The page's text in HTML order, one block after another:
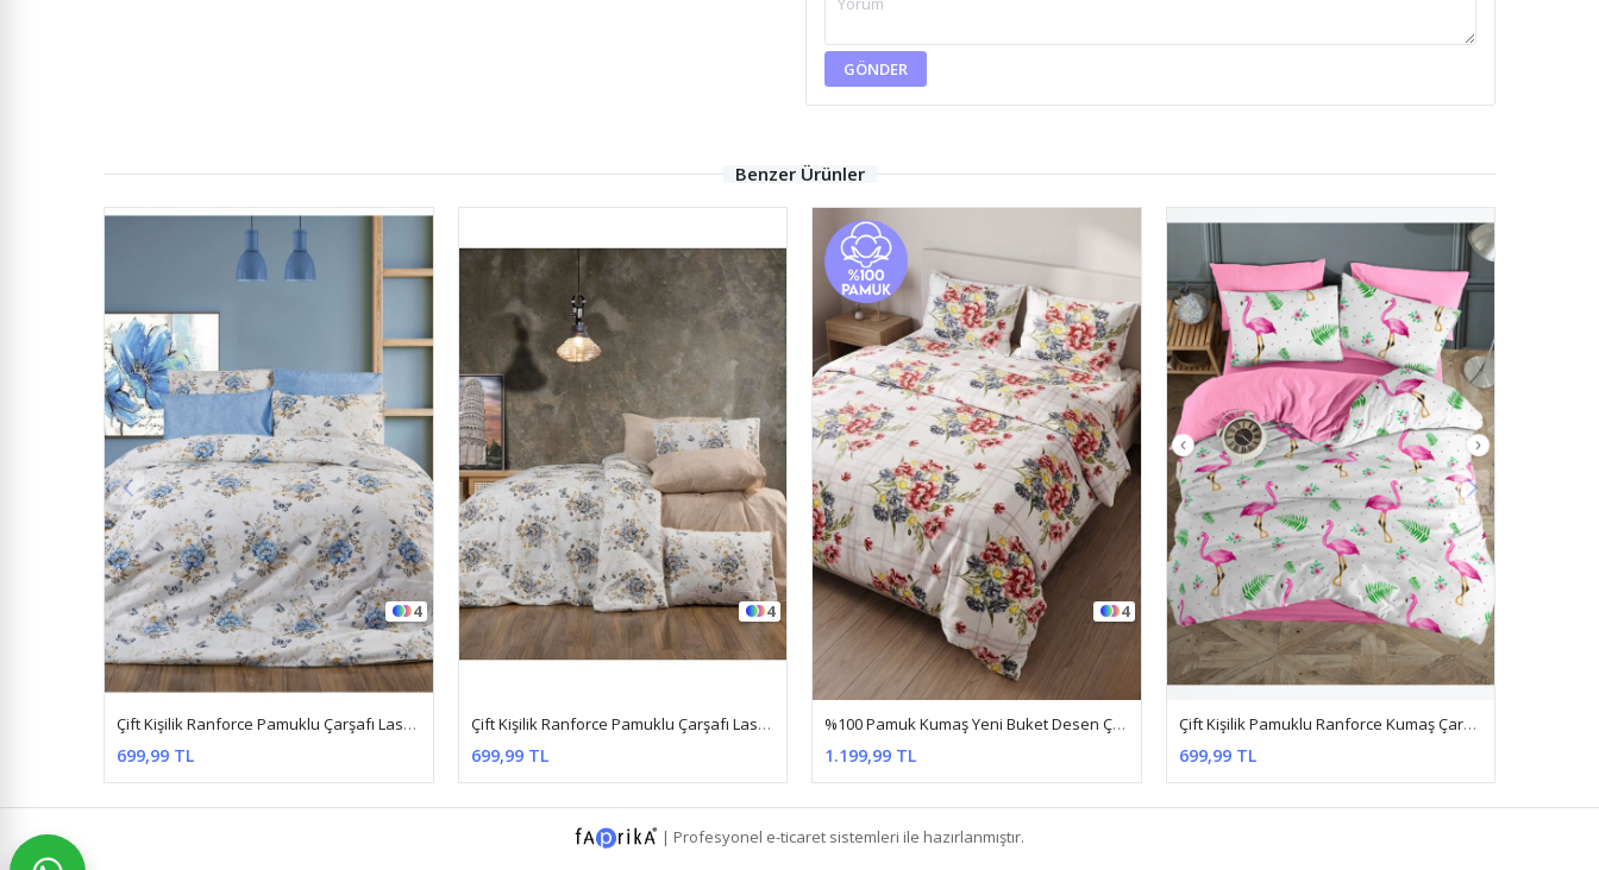
GÖNDER
Benzer Ürünler
4
Çift Kişilik Ranforce Pamuklu Çarşafı Lastikli Nevresim Takımı Kelebek Gri
699,99 TL
4
%100 Pamuk Kumaş Yeni Buket Desen Çift Kişilik Nevresim Takımı Kırmızı
1.199,99 TL
Çift Kişilik Pamuklu Ranforce Kumaş Çarşafı Lastikli Nevresim Takımı Pembe Flamingo
699,99 TL
%100 Pamuk Kumaş Sarmaşık Desen Çift Kişilik Nevresim Takımı Lila
1.199,99 TL
| Profesyonel e-ticaret sistemleri ile hazırlanmıştır.